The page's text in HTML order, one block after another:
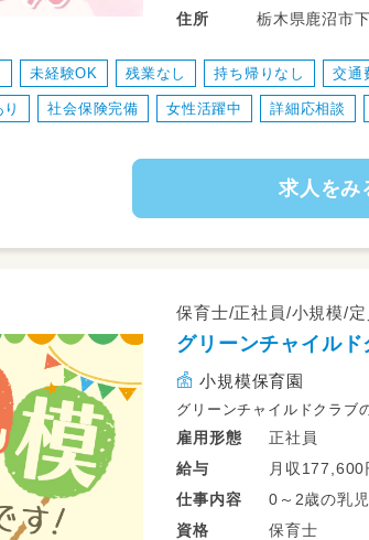
◆◇◆◇◆ お
クラスの補助
＝保育業務全
・週案作成
＊パソコン使
先輩保育士さ
教えて下さる
園の畑がある
住所
未経験OK 残業なし 持ち帰りなし 交通
社会保険完備 女性活躍中 詳細応相談
求人をみ
保育士/正社員/小規模/
グリーンチャイルド
小規模保育園
グリーンチャイルドクラブ
雇用形態
正社員
給与
月収
仕事内容
0～2歳の乳
保育業務全般
資格
保育士